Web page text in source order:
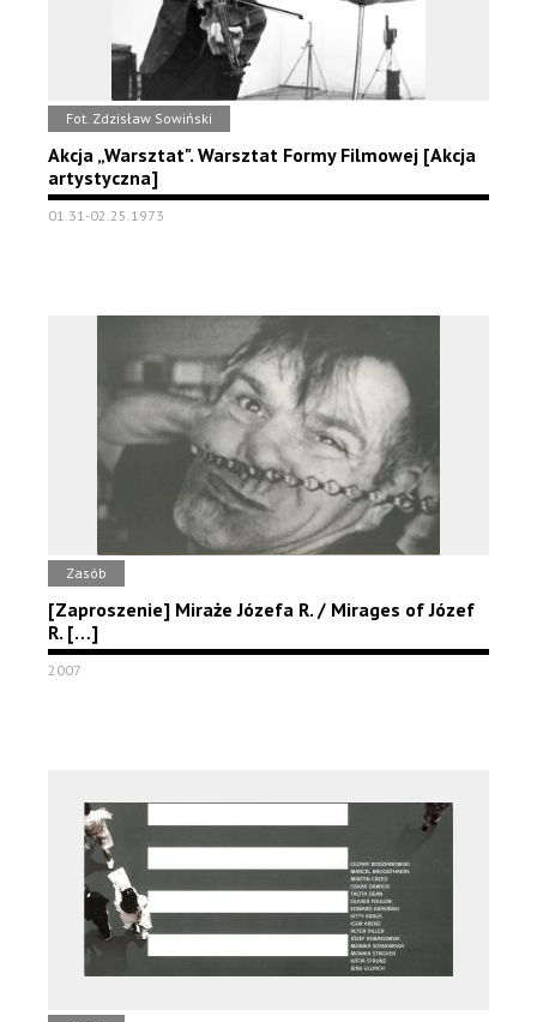
Fot. Zdzisław Sowiński
Akcja „Warsztat". Warsztat Formy Filmowej [Akcja
artystyczna]
01.31-02.25.1973
Zasób
[Zaproszenie] Miraże Józefa R. / Mirages of Józef
R. […]
2007